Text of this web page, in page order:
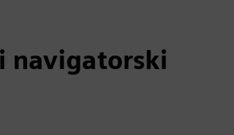
navigatorski